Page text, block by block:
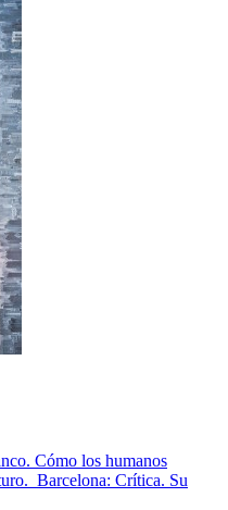
Cómo los humanos
Barcelona: Crítica. Su